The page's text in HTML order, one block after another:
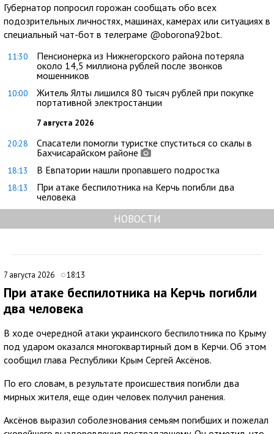
Губернатор попросил горожан сообщать обо всех
подозрительных личностях, машинах, камерах или ситуациях в
специальный чат-бот в телеграме @oborona92bot.
11:30
Пенсионерка из Нижнегорского района потеряла
около 14,5 миллиона рублей после звонков
мошенников
10:00
Житель Ялты лишился 80 тысяч рублей при покупке
портативной электростанции
7 августа 2026
20:28
Спасатели помогли туристке спуститься со скалы в
Бахчисарайском районе
18:13 В Евпатории нашли пропавшего подростка
18:13
При атаке беспилотника на Керчь погибли два
человека
НОВОСТИ
7 августа 2026 18:13
При атаке беспилотника на Керчь погибли
два человека
В ходе очередной атаки украинского беспилотника по Крыму
под ударом оказался многоквартирный дом в Керчи. Об этом
сообщил глава Республики Крым Сергей Аксёнов.
По его словам, в результате происшествия погибли два
мирных жителя, еще один человек получил ранения.
Аксёнов выразил соболезнования семьям погибших и пожелал